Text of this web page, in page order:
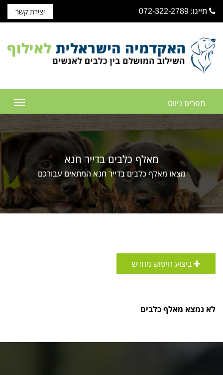
חייגו: 072-322-2789 יצירת קשר
מאלף כלבים בדייר חנא
מצאו מאלף כלבים בדייר חנא המתאים עבורכם
ביצוע חיפוש מחדש
לא נמצא מאלף כלבים